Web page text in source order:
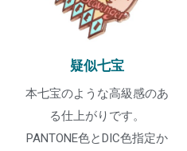
疑似七宝
本七宝のような高級感のあ
る仕上がりです。
PANTONE色とDIC色指定か